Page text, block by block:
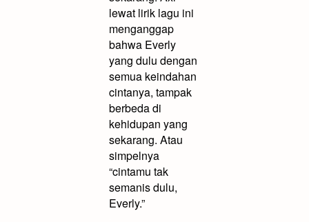
lewat lirik lagu ini
menganggap
bahwa Everly
yang dulu dengan
semua keindahan
cintanya, tampak
berbeda di
kehidupan yang
sekarang. Atau
simpelnya
“cintamu tak
semanis dulu,
Everly.”